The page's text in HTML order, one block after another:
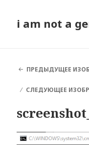
i am not a
ПРЕДЫДУЩЕЕ
СЛЕДУЮЩЕЕ